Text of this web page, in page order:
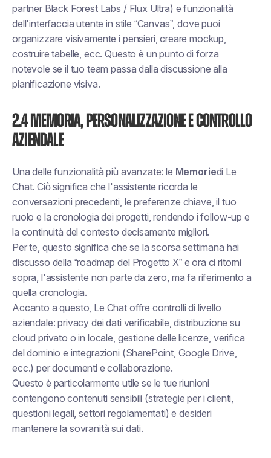
partner Black Forest Labs / Flux Ultra) e funzionalità
dell'interfaccia utente in stile “Canvas”, dove puoi
organizzare visivamente i pensieri, creare mockup,
costruire tabelle, ecc. Questo è un punto di forza
notevole se il tuo team passa dalla discussione alla
pianificazione visiva.
2.4 Memoria, personalizzazione e controllo
aziendale
Una delle funzionalità più avanzate: le Memoriedi Le
Chat. Ciò significa che l'assistente ricorda le
conversazioni precedenti, le preferenze chiave, il tuo
ruolo e la cronologia dei progetti, rendendo i follow-up e
la continuità del contesto decisamente migliori.
Per te, questo significa che se la scorsa settimana hai
discusso della “roadmap del Progetto X” e ora ci ritorni
sopra, l'assistente non parte da zero, ma fa riferimento a
quella cronologia.
Accanto a questo, Le Chat offre controlli di livello
aziendale: privacy dei dati verificabile, distribuzione su
cloud privato o in locale, gestione delle licenze, verifica
del dominio e integrazioni (SharePoint, Google Drive,
ecc.) per documenti e collaborazione.
Questo è particolarmente utile se le tue riunioni
contengono contenuti sensibili (strategie per i clienti,
questioni legali, settori regolamentati) e desideri
mantenere la sovranità sui dati.